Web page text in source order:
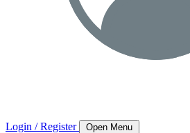
Login / Register Open Menu